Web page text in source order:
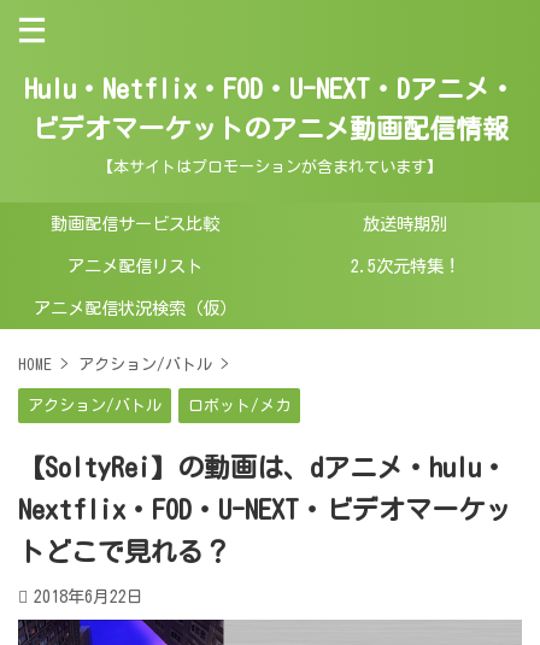
Hulu・Netflix・FOD・U-NEXT・Dアニメ・
ビデオマーケットのアニメ動画配信情報
【本サイトはプロモーションが含まれています】
動画配信サービス比較 放送時期別
アニメ配信リスト 2.5次元特集！
アニメ配信状況検索（仮）
HOME > アクション/バトル >
アクション/バトル ロボット/メカ
【SoltyRei】の動画は、dアニメ・hulu・
Nextflix・FOD・U-NEXT・ビデオマーケッ
トどこで見れる？
2018年6月22日